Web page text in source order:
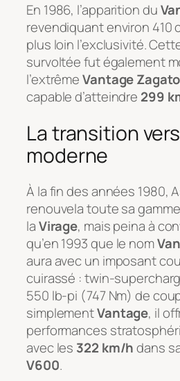
En 1986, l’apparition du
revendiquant environ 410
plus loin l’exclusivité.
survoltée fut également
l’extrêmeVantage Zagato
capable d’atteindre 299
La transition
moderne
À la fin des années 1980,
renouvela toute sa
laVirage, mais peina à
qu’en 1993 que le nom
aura avec un imposant
cuirassé : twin-
550 lb-pi (747 Nm) de
simplementVantage, il
performances
avec les 322 km/hdans
V600.